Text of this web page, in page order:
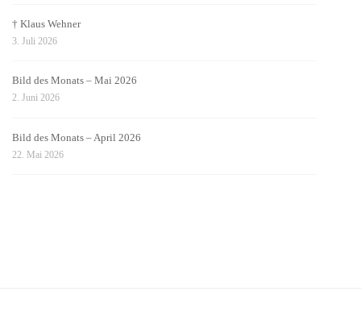
† Klaus Wehner
3. Juli 2026
Bild des Monats – Mai 2026
2. Juni 2026
Bild des Monats – April 2026
22. Mai 2026